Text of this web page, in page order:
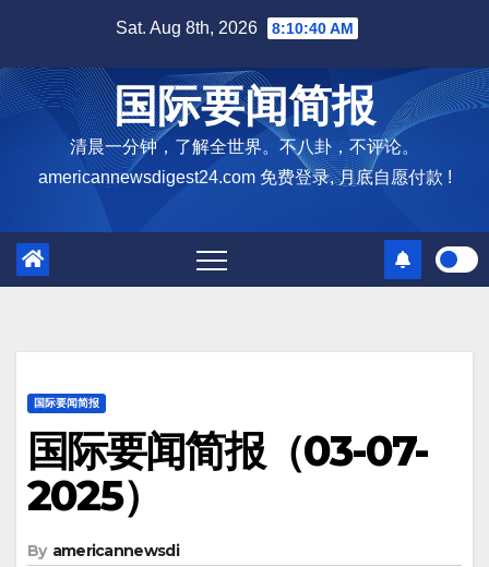
content
Sat. Aug 8th, 2026 8:10:41 AM
国际要闻简报
清晨一分钟，了解全世界。不八卦，不评论。
americannewsdigest24.com 免费登录, 月底自愿付款 !
国际要闻简报
国际要闻简报（03-07-
2025）
By americannewsdi